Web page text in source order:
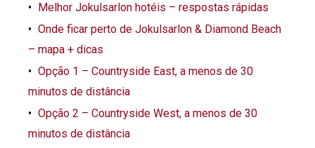
Melhor Jokulsarlon hotéis – respostas rápidas
Onde ficar perto de Jokulsarlon & Diamond Beach
– mapa + dicas
Opção 1 – Countryside East, a menos de 30
minutos de distância
Opção 2 – Countryside West, a menos de 30
minutos de distância